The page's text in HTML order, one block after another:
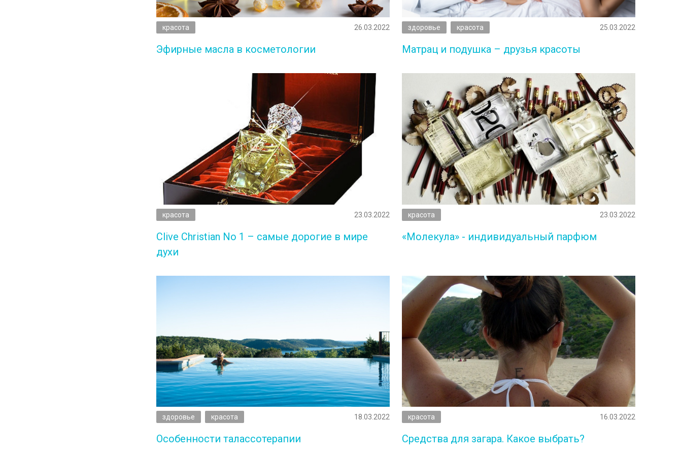
красота 26.03.2022
Эфирные масла в косметологии
здоровье красота 25.03.2022
Матрац и подушка – друзья красоты
красота 23.03.2022
Clive Christian No 1 – самые дорогие в мире
духи
красота 23.03.2022
«Молекула» - индивидуальный парфюм
здоровье красота 18.03.2022
Особенности талассотерапии
красота 16.03.2022
Средства для загара. Какое выбрать?